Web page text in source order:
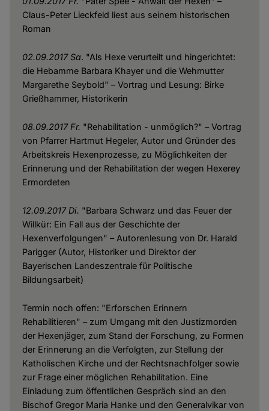
Claus-Peter Lieckfeld liest aus seinem historischen
Roman
02.09.2017 Sa. "Als Hexe verurteilt und hingerichtet:
die Hebamme Barbara Khayer und die Wehmutter
Margarethe Seybold" – Vortrag und Lesung: Birke
Grießhammer, Historikerin
08.09.2017 Fr. "Rehabilitation - unmöglich?" – Vortrag
von Pfarrer Hartmut Hegeler, Autor und Gründer des
Arbeitskreis Hexenprozesse, zu Möglichkeiten der
Erinnerung und der Rehabilitation der wegen Hexerey
Ermordeten
12.09.2017 Di. "Barbara Schwarz und das Feuer der
Willkür: Ein Fall aus der Geschichte der
Hexenverfolgungen" – Autorenlesung von Dr. Harald
Parigger (Autor, Historiker und Direktor der
Bayerischen Landeszentrale für Politische
Bildungsarbeit)
Termin noch offen: "Erforschen Erinnern
Rehabilitieren" – zum Umgang mit den Justizmorden
der Hexenjäger, zum Stand der Forschung, zu Formen
der Erinnerung an die Verfolgten, zur Stellung der
Katholischen Kirche und der Rechtsnachfolger sowie
zur Frage einer möglichen Rehabilitation. Eine
Einladung zum öffentlichen Gespräch sind an den
Bischof Gregor Maria Hanke und den Generalvikar von